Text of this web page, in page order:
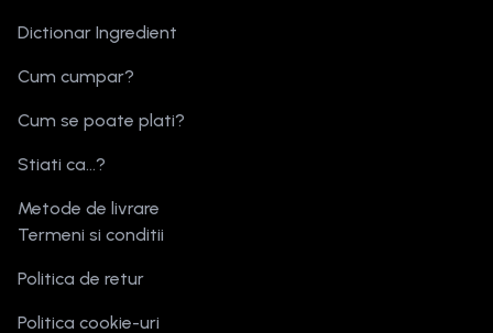
Dictionar Ingredient
Cum cumpar?
Cum se poate plati?
Stiati ca...?
Metode de livrare
Termeni si conditii
Politica de retur
Politica cookie-uri